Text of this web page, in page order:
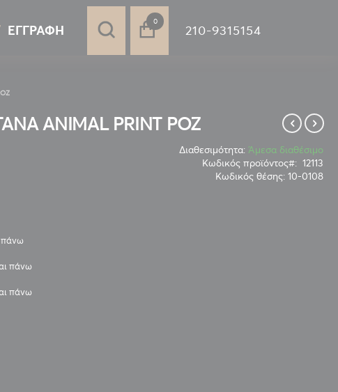
0στοιχεία
ΕΓΓΡΑΦΉ 210-9315154
ANIMAL PRINT ΡΟΖ
Διαθεσιμότητα: Άμεσα διαθέσιμο
Κωδικός προϊόντος
12113
Κωδικός θέσης: 10-0108
πάνω
πάνω
πάνω